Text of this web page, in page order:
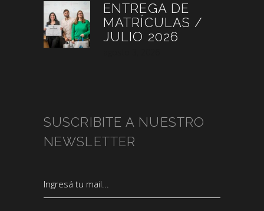
ENTREGA DE
MATRÍCULAS /
JULIO 2026
SUSCRIBITE A NUESTRO
NEWSLETTER